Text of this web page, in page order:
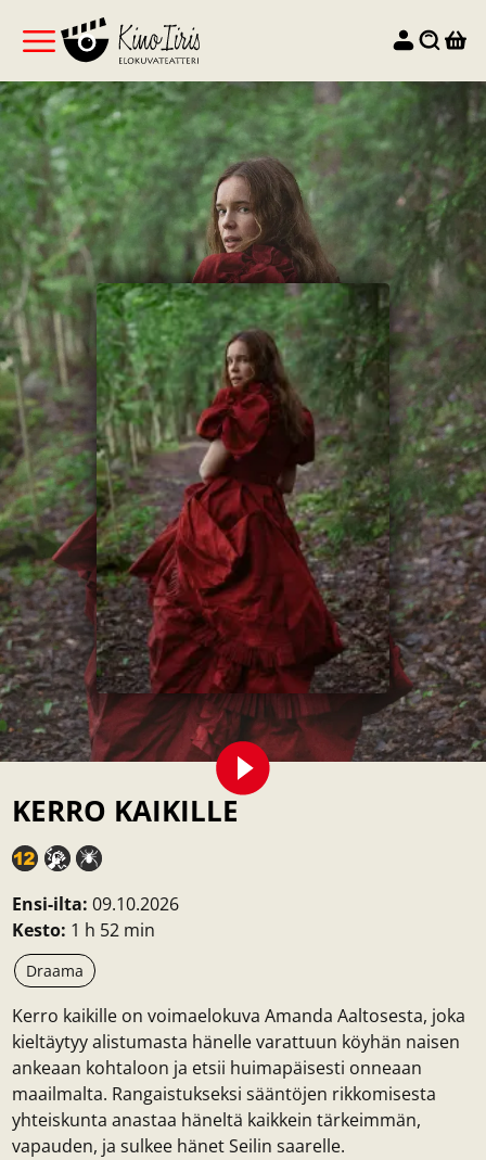
KERRO KAIKILLE
Ensi-ilta: 09.10.2026
Kesto: 1 h 52 min
Draama
Kerro kaikille on voimaelokuva Amanda Aaltosesta, joka
kieltäytyy alistumasta hänelle varattuun köyhän naisen
ankeaan kohtaloon ja etsii huimapäisesti onneaan
maailmalta. Rangaistukseksi sääntöjen rikkomisesta
yhteiskunta anastaa häneltä kaikkein tärkeimmän,
vapauden, ja sulkee hänet Seilin saarelle.